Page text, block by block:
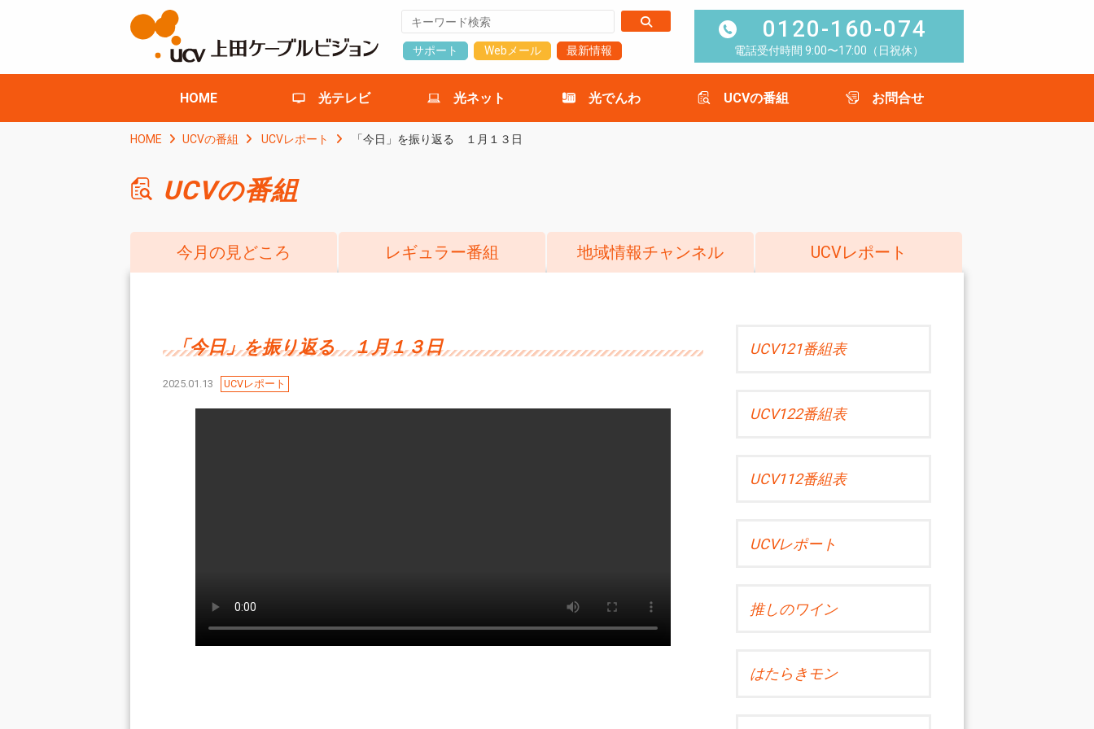
サポート Webメール 最新情報
0120-160-074
電話受付時間 9:00〜17:00（日祝休）
HOME 光テレビ 光ネット 光でんわ UCVの番組 お問合せ
HOME UCVの番組 UCVレポート 「今日」を振り返る １月１３日
UCVの番組
今月の見どころ レギュラー番組 地域情報チャンネル UCVレポート
「今日」を振り返る １月１３日
2025.01.13 UCVレポート
UCV121番組表
UCV122番組表
UCV112番組表
UCVレポート
推しのワイン
はたらきモン